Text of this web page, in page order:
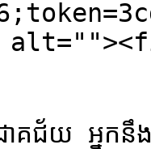
ោគជ័យ អ្ន